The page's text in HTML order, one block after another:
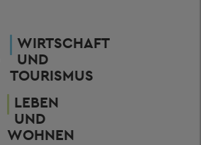
WIRTSCHAFT
UND
TOURISMUS
LEBEN
UND
WOHNEN